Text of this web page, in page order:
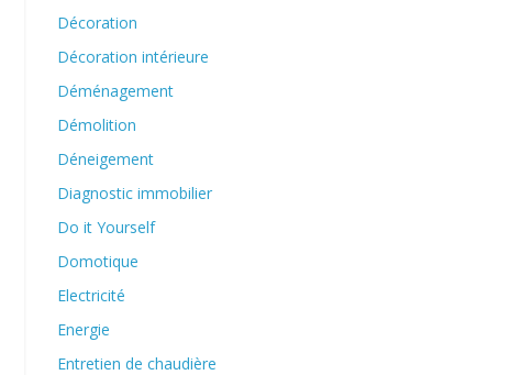
Décoration
Décoration intérieure
Déménagement
Démolition
Déneigement
Diagnostic immobilier
Do it Yourself
Domotique
Electricité
Energie
Entretien de chaudière